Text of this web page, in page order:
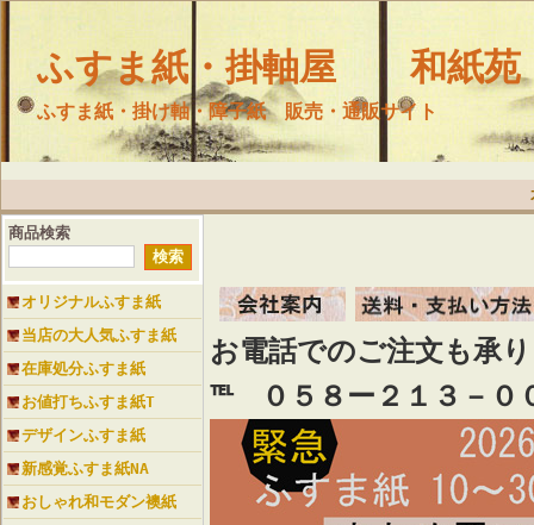
ふすま紙・掛軸屋 和紙苑
ふすま紙・掛け軸・障子紙 販売・通販サイト
商品検索
オリジナルふすま紙
当店の大人気ふすま紙
在庫処分ふすま紙
お値打ちふすま紙T
デザインふすま紙
新感覚ふすま紙NA
おしゃれ和モダン襖紙
お電話でのご注文も承
℡ ０５８ー２１３－０